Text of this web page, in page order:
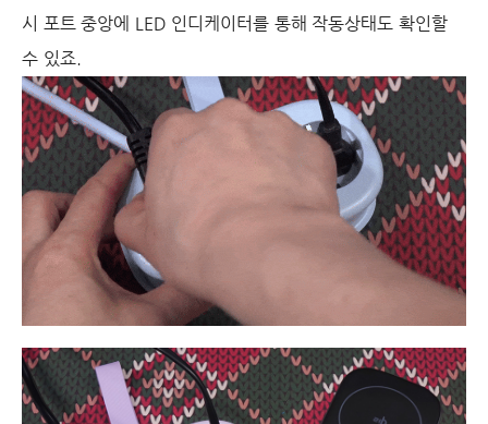
시 포트 중앙에 LED 인디케이터를 통해 작동상태도 확인할
수 있죠.